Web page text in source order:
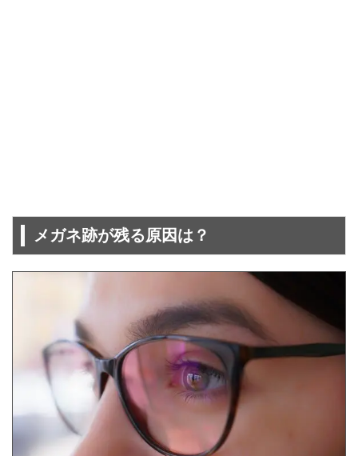
メガネ跡が残る原因は？